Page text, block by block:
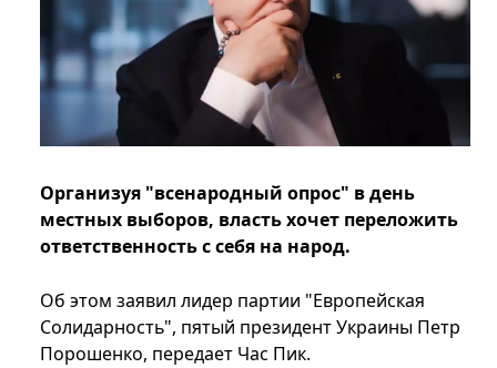
Организуя "всенародный опрос" в день
местных выборов, власть хочет переложить
ответственность с себя на народ.
Об этом заявил лидер партии "Европейская
Солидарность", пятый президент Украины Петр
Порошенко, передает Час Пик.